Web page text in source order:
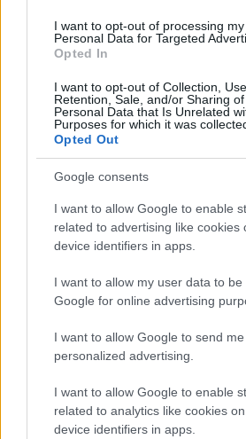
I want to opt-out of processing my
Personal Data for Targeted
Opted In
I want to opt-out of Collection, Use,
Retention, Sale, and/or Sharing
Personal Data that Is Unrelated
Purposes for which it was
Opted Out
Google consents
I want to allow Google to enable
related to advertising like cookies
device identifiers in apps.
I want to allow my user data to be
Google for online advertising
I want to allow Google to send me
personalized advertising.
I want to allow Google to enable
related to analytics like cookies
device identifiers in apps.
daGoogle News
Condividi l'articolo
F
a
ce
b
o
o
k
T
w
it
te
r
n
te
re
st
h
at
s
A
p
p
h
a
re
Articolo
Prossimo articolo
NOTIZIE RECENTI
Sangue, musica e
Meteo Olbia 9 agosto,